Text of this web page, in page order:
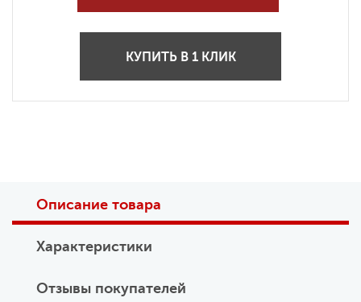
КУПИТЬ В 1 КЛИК
Описание товара
Характеристики
Отзывы покупателей